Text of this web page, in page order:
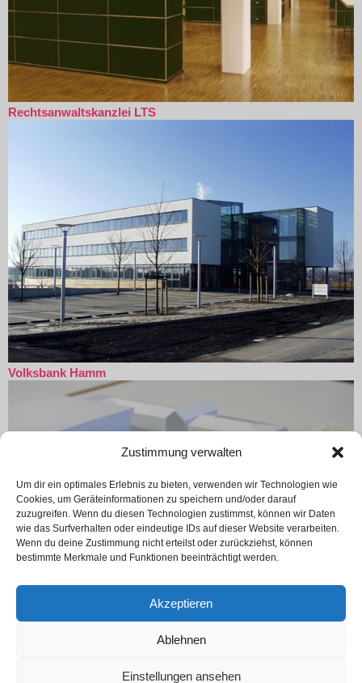
Zustimmung verwalten
Um dir ein optimales Erlebnis zu bieten, verwenden wir Technologien wie
Cookies, um Geräteinformationen zu speichern und/oder darauf
zuzugreifen. Wenn du diesen Technologien zustimmst, können wir Daten
wie das Surfverhalten oder eindeutige IDs auf dieser Website verarbeiten.
Wenn du deine Zustimmung nicht erteilst oder zurückziehst, können
bestimmte Merkmale und Funktionen beeinträchtigt werden.
Akzeptieren
Ablehnen
Einstellungen ansehen
Rechtsanwaltskanzlei LTS
Volksbank Hamm